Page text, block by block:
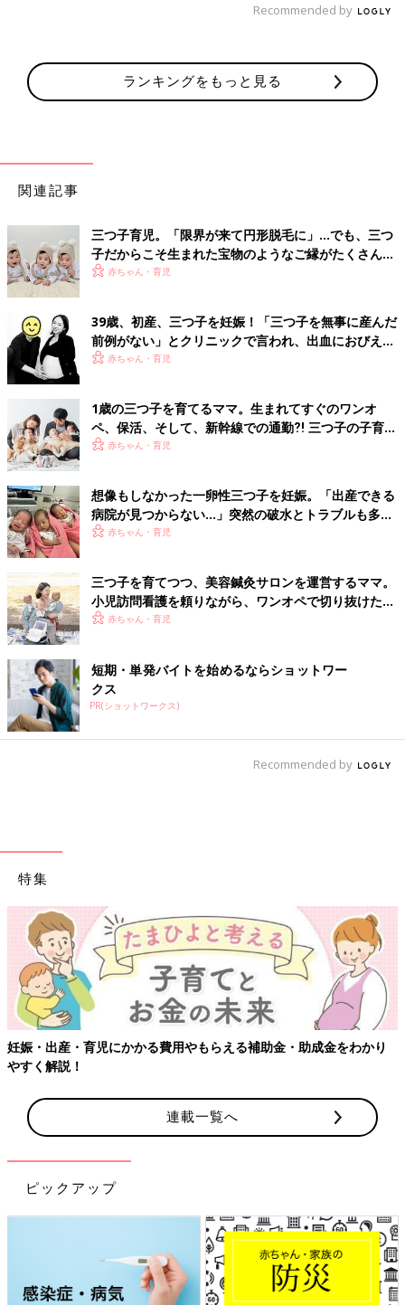
Recommended by
ランキングをもっと見る
関連記事
三つ子育児。「限界が来て円形脱毛に」…でも、三つ
子だからこそ生まれた宝物のようなご縁がたくさん！
【体験談】
赤ちゃん・育児
39歳、初産、三つ子を妊娠！「三つ子を無事に産んだ
前例がない」とクリニックで言われ、出血におびえる
日々…【桑子英里アナ・インタビュー】
赤ちゃん・育児
1歳の三つ子を育てるママ。生まれてすぐのワンオ
ペ、保活、そして、新幹線での通勤⁈ 三つ子の子育て
のリアル【多胎育児体験談】
赤ちゃん・育児
想像もしなかった一卵性三つ子を妊娠。「出産できる
病院が見つからない…」突然の破水とトラブルも多数
経験！【体験談】
赤ちゃん・育児
三つ子を育てつつ、美容鍼灸サロンを運営するママ。
小児訪問看護を頼りながら、ワンオペで切り抜けた赤
ちゃん育児！【多胎インタビュー・後編】
赤ちゃん・育児
短期・単発バイトを始めるならショットワー
クス
PR(ショットワークス)
Recommended by
特集
妊娠・出産・育児にかかる費用やもらえる補助金・助成金をわかり
やすく解説！
連載一覧へ
ピックアップ